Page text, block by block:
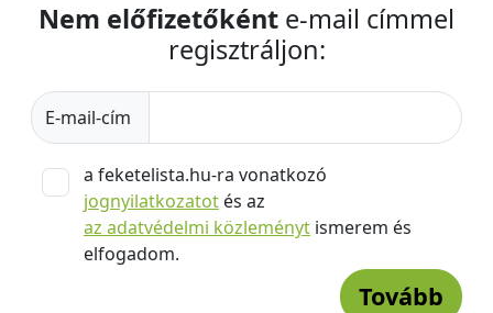
Nem előfizetőként e-mail címmel
regisztráljon:
E-mail-cím
a feketelista.hu-ra vonatkozó
jognyilatkozatot és az
az adatvédelmi közleményt ismerem és
elfogadom.
Tovább